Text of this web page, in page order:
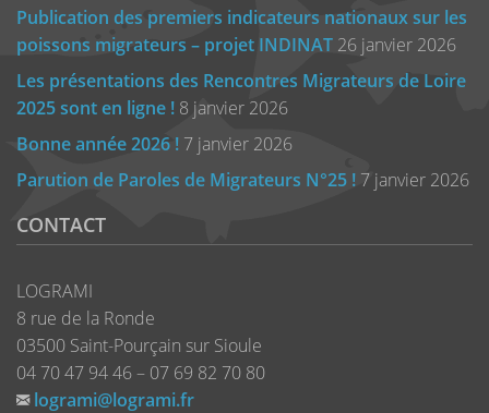
Publication des premiers indicateurs nationaux sur les
poissons migrateurs – projet INDINAT 26 janvier 2026
Les présentations des Rencontres Migrateurs de Loire
2025 sont en ligne ! 8 janvier 2026
Bonne année 2026 ! 7 janvier 2026
Parution de Paroles de Migrateurs N°25 ! 7 janvier 2026
CONTACT
LOGRAMI
8 rue de la Ronde
03500 Saint-Pourçain sur Sioule
04 70 47 94 46 – 07 69 82 70 80
logrami@logrami.fr